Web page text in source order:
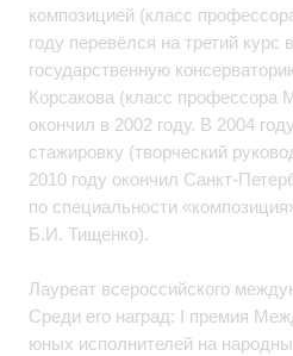
композицией (класс
году перевёлся на третий курс
государственную
Корсакова (класс профессора
окончил в 2002 году. В 2004
стажировку (творческий
2010 году окончил Санкт-
по специальности
Б.И. Тищенко).
Лауреат всероссийского
Среди его наград: I премия
юных исполнителей на